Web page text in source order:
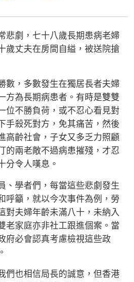
劇，七十八歲長期患病老婦
歲丈夫在房間自縊，被送院搶
，多數發生在獨居長者夫婦
方為長期病患者。有時是雙雙
位不勝負荷，或不忍心看見對
手殺死對方，免其痛苦，然後
高齡社會，子女又多乏力照顧
的兩老敵不過病患摧殘，才忍
分令人嘆息。
學者們，每當這些悲劇發生
呼籲，就以今次事件為例，勞
對夫婦年齡未滿八十，未納入
老家庭亦非社工跟進個案。當
府必會認真考慮檢視這些政
也相信局長的誠意，但香港